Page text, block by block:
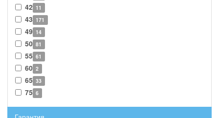
42 11
43 171
49 14
50 81
55 61
60 2
65 33
75 6